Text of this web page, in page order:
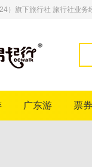
）旗下旅行社 旅行社业
广东游 票券